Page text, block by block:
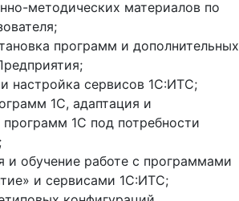
методических материалов по
программ и дополнительных
настройка сервисов 1С:ИТС;
1С, адаптация и
1С под потребности
и обучение работе с программами
и сервисами 1С:ИТС;